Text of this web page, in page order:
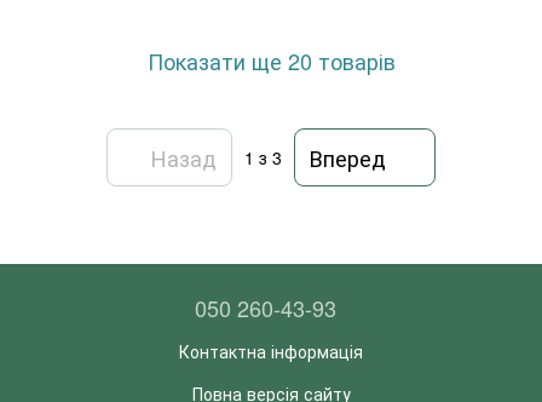
Показати ще 20 товарів
Назад 1 з 3 Вперед
050 260-43-93
Контактна інформація
Повна версія сайту